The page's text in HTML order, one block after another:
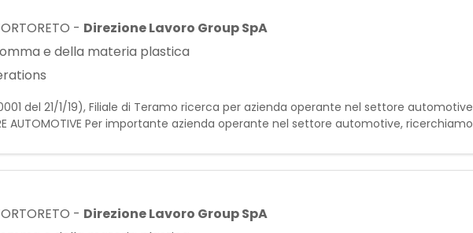
- Direzione Lavoro Group SpA
e della materia plastica
del 21/1/19), Filiale di Teramo ricerca per azienda operante nel settore automotive
AUTOMOTIVE Per importante azienda operante nel settore automotive, ricerchiamo
del legno. Requisiti: - Esperienza nella carteggiatura di co
- Direzione Lavoro Group SpA